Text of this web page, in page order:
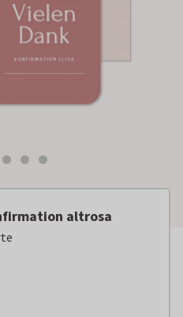
altrosa